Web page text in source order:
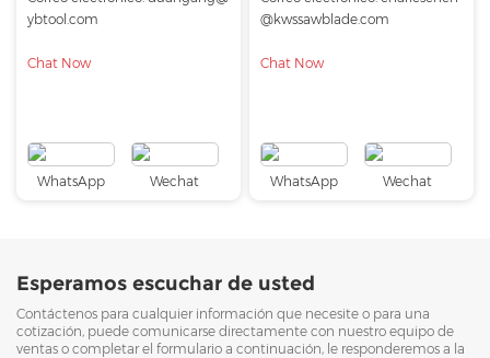
ybtool.com
Chat Now
WhatsApp Wechat
@kwssawblade.com
Chat Now
WhatsApp Wechat
Esperamos escuchar de usted
Contáctenos para cualquier información que necesite o para una
cotización, puede comunicarse directamente con nuestro equipo de
ventas o completar el formulario a continuación, le responderemos a la